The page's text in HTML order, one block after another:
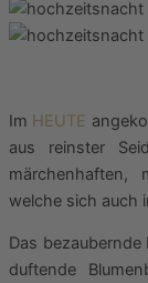
Im HEUTE
aus reinster
märchenhaften,
welche sich auch
Das
duftende